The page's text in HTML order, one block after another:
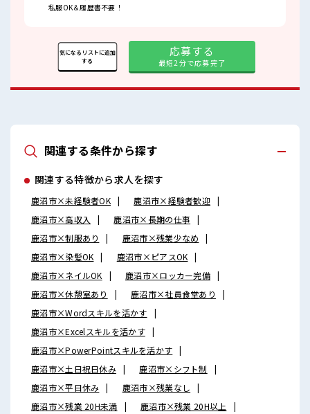
私服OK＆履歴書不要！
応募する
最短2分で応募完了
気になるリストに追加
する
関連する条件から探す
関連する特徴から求人を探す
鹿沼市×未経験者OK
鹿沼市×経験者歓迎
鹿沼市×高収入
鹿沼市×長期の仕事
鹿沼市×制服あり
鹿沼市×残業少なめ
鹿沼市×染髪OK
鹿沼市×ピアスOK
鹿沼市×ネイルOK
鹿沼市×ロッカー完備
鹿沼市×休憩室あり
鹿沼市×社員食堂あり
鹿沼市×Wordスキルを活かす
鹿沼市×Excelスキルを活かす
鹿沼市×PowerPointスキルを活かす
鹿沼市×土日祝日休み
鹿沼市×シフト制
鹿沼市×平日休み
鹿沼市×残業なし
鹿沼市×残業 20H未満
鹿沼市×残業 20H以上